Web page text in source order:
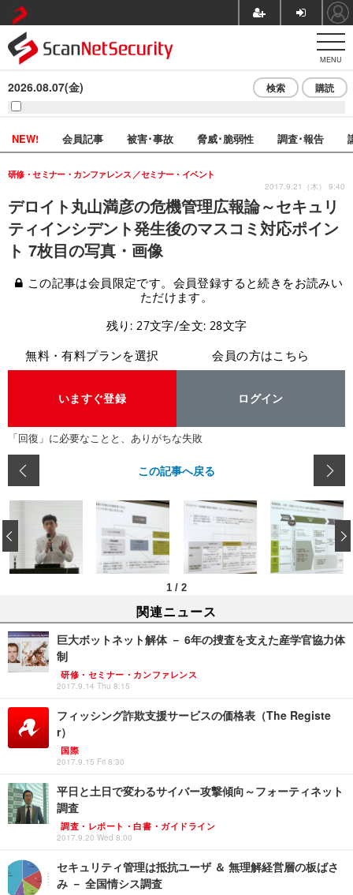
MENU
2026.08.07(金) 検索 購読
NEW! 会員記事 被害･事故 脅威･脆弱性 調査･報告
デロイト丸山満彦の危機管理広報論～セキュリ
ティインシデント発生後のマスコミ対応ポイン
ト 7枚目の写真・画像
研修・セミナー・カンファレンス セミナー・イベント
2017.9.21（木） 9:40
この記事は会員限定です。会員登録すると続きをお読みい
ただけます。
残り: 27文字/全文: 28文字
無料・有料プランを選択
いますぐ登録
会員の方はこちら
ログイン
「回復」に必要なことと、ありがちな失敗
この記事へ戻る
1 / 2
‹
関連ニュース
巨大ボットネット解体 － 6年の捜査を支えた産学官協力体
制
研修・セミナー・カンファレンス
2017.9.14 Thu 8:15
フィッシング詐欺支援サービスの価格表（The Registe
r）
国際
2017.9.15 Fri 8:30
平日と土日で変わるサイバー攻撃傾向～フォーティネット
調査
調査・レポート・白書・ガイドライン
2017.9.20 Wed 8:00
セキュリティ管理は抵抗ユーザ ＆ 無理解経営層の板ばさ
み － 全国情シス調査